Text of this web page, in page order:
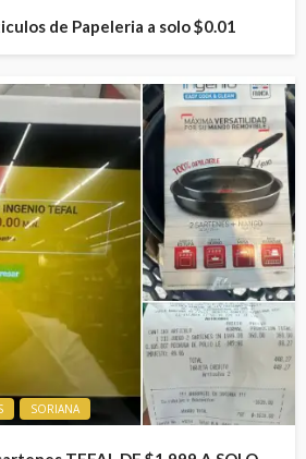
de Papeleria a solo $0.01
SORIANA